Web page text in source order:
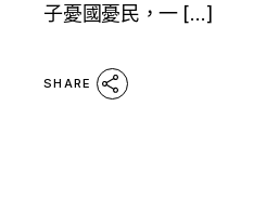
子憂國憂民，一 […]
SHARE